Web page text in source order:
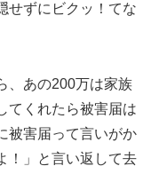
せずにビクッ！てな
、あの200万は家族
てくれたら被害届は
被害届って言いがか
！」と言い返して去